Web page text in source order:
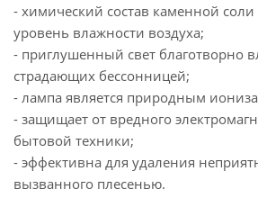
- химический состав каменной соли
уровень влажности воздуха;
- приглушенный свет благотворно
страдающих бессонницей;
- лампа является природным
- защищает от вредного
бытовой техники;
- эффективна для удаления
вызванного плесенью.